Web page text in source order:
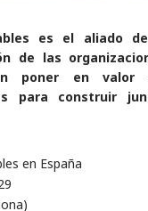
es el aliado
de las
poner en valor
para construir
en España